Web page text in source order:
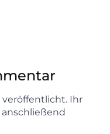
veröffentlicht. Ihr